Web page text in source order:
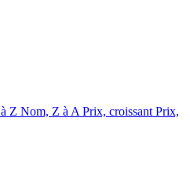
Z Nom, Z à A Prix, croissant Prix,